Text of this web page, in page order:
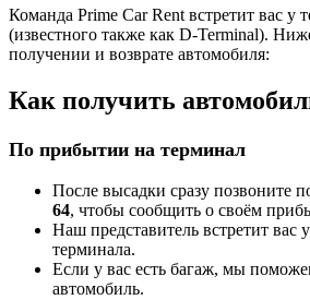
Команда Prime Car Rent встретит вас у
(известного также как D-Terminal).
получении и возврате автомобиля:
Как получить
По прибытии на терминал
После высадки сразу позвоните
64, чтобы сообщить о своём
Наш представитель встретит вас
терминала.
Если у вас есть багаж, мы
автомобиль.